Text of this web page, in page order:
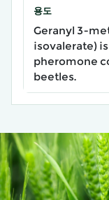
용도
Geranyl 3-
isovalerate)
pheromone
beetles.